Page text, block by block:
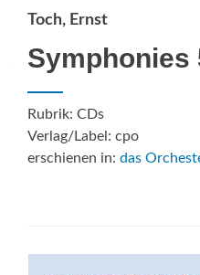
Toch, Ernst
Symphonies
Rubrik: CDs
Verlag/Label: cpo
erschienen in: das